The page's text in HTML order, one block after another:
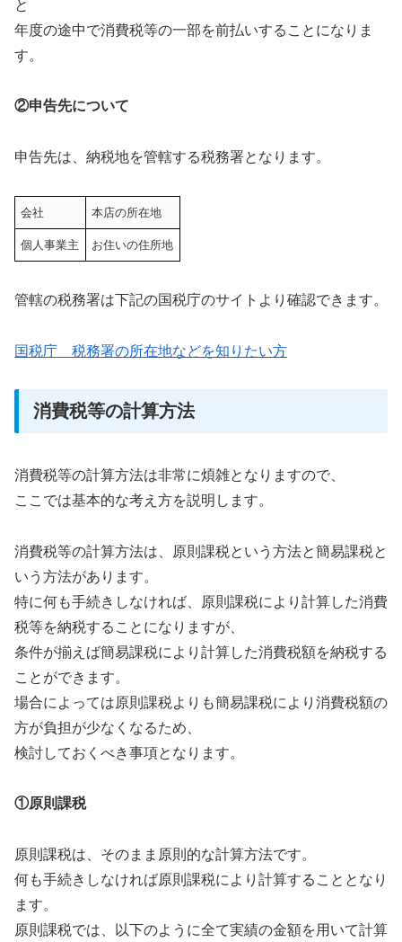
と
年度の途中で消費税等の一部を前払いすることになりま
す。
②申告先について
申告先は、納税地を管轄する税務署となります。
会社 本店の所在地
個人事業主 お住いの住所地
管轄の税務署は下記の国税庁のサイトより確認できます。
国税庁 税務署の所在地などを知りたい方
消費税等の計算方法
消費税等の計算方法は非常に煩雑となりますので、
ここでは基本的な考え方を説明します。
消費税等の計算方法は、原則課税という方法と簡易課税と
いう方法があります。
特に何も手続きしなければ、原則課税により計算した消費
税等を納税することになりますが、
条件が揃えば簡易課税により計算した消費税額を納税する
ことができます。
場合によっては原則課税よりも簡易課税により消費税額の
方が負担が少なくなるため、
検討しておくべき事項となります。
①原則課税
原則課税は、そのまま原則的な計算方法です。
何も手続きしなければ原則課税により計算することとなり
ます。
原則課税では、以下のように全て実績の金額を用いて計算